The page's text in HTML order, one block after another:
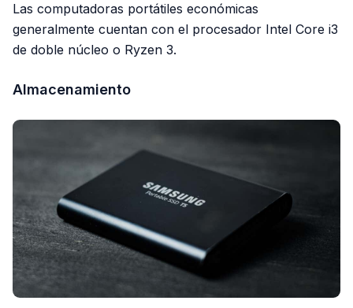
Las computadoras portátiles económicas
generalmente cuentan con el procesador Intel Core i3
de doble núcleo o Ryzen 3.
Almacenamiento